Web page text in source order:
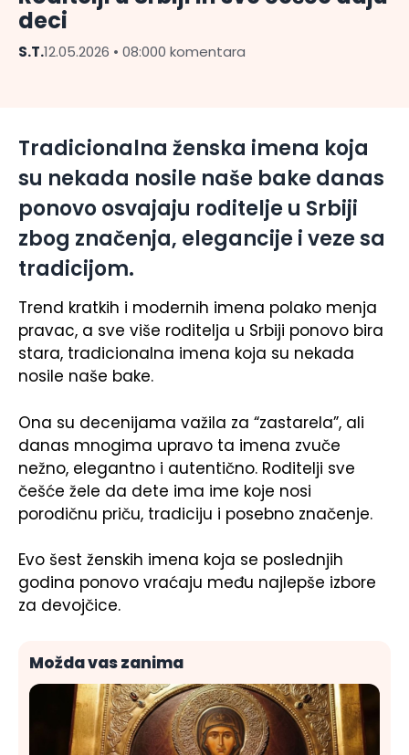
deci
S.T.12.05.2026 • 08:000 komentara
Tradicionalna ženska imena koja
su nekada nosile naše bake danas
ponovo osvajaju roditelje u Srbiji
zbog značenja, elegancije i veze sa
tradicijom.
Trend kratkih i modernih imena polako menja
pravac, a sve više roditelja u Srbiji ponovo bira
stara, tradicionalna imena koja su nekada
nosile naše bake.
Ona su decenijama važila za “zastarela”, ali
danas mnogima upravo ta imena zvuče
nežno, elegantno i autentično. Roditelji sve
češće žele da dete ima ime koje nosi
porodičnu priču, tradiciju i posebno značenje.
Evo šest ženskih imena koja se poslednjih
godina ponovo vraćaju među najlepše izbore
za devojčice.
Možda vas zanima